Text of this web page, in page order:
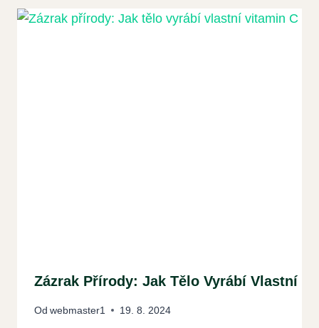
Zázrak Přírody: Jak Tělo Vyrábí Vlastní
Od webmaster1 19. 8. 2024